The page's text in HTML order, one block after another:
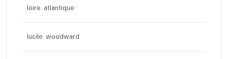
loire atlantique
lucile woodward